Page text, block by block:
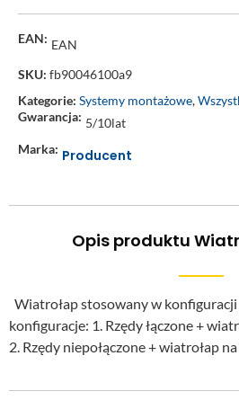
EAN: EAN
SKU: fb90046100a9
Kategorie: Systemy montażowe,
Gwarancja: 5/10lat
Marka: Producent
Opis produktu
Wiatrołap stosowany w konfiguracji
konfiguracje: 1. Rzędy łączone +
2. Rzędy niepołączone + wiatrołap